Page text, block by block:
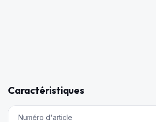
Caractéristiques
Numéro d'article